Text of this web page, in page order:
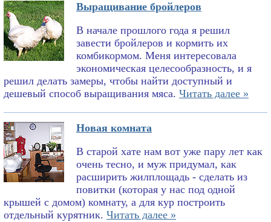
Выращивание бройлеров
В начале прошлого года я решил
завести бройлеров и кормить их
комбикормом. Меня интересовала
экономическая целесообразность, и я
решил делать замеры, чтобы найти доступный и
дешевый способ выращивания мяса. Читать далее »
Новая комната
В старой хате нам вот уже пару лет как
очень тесно, и муж придумал, как
расширить жилплощадь - сделать из
повитки (которая у нас под одной
крышей с домом) комнату, а для кур построить
отдельный курятник. Читать далее »